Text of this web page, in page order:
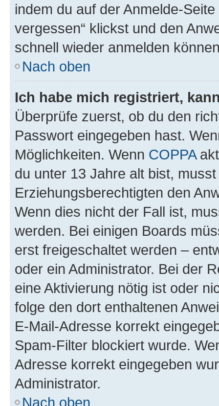
indem du auf der Anmelde-
vergessen“ klickst und den
schnell wieder anmelden
Nach oben
Ich habe mich registriert,
Überprüfe zuerst, ob du den
Passwort eingegeben hast.
Möglichkeiten. Wenn COPPA
du unter 13 Jahre alt bist,
Erziehungsberechtigten den
Wenn dies nicht der Fall ist,
werden. Bei einigen Boards
erst freigeschaltet werden –
oder ein Administrator. Bei der
eine Aktivierung nötig ist oder
folge den dort enthaltenen
E-Mail-Adresse korrekt
Spam-Filter blockiert wurde.
Adresse korrekt eingegeben
Administrator.
Nach oben